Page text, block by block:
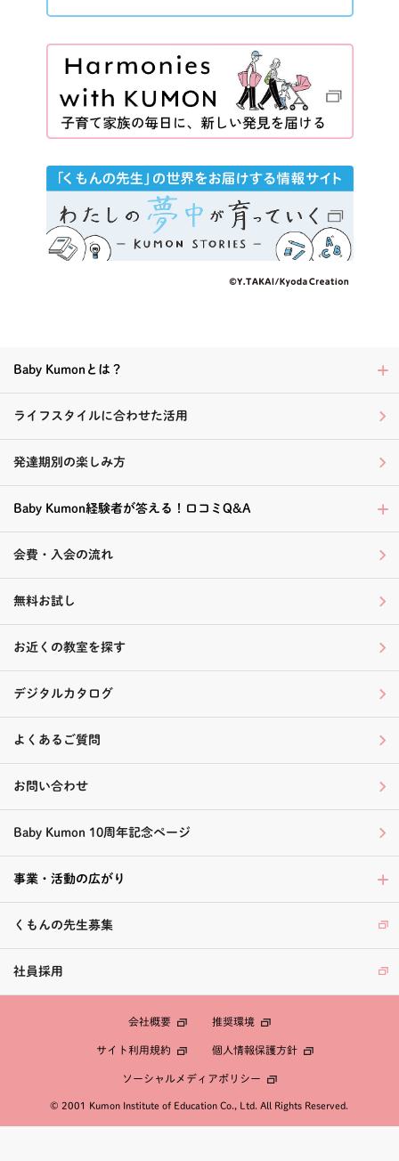
Baby Kumonとは？
ライフスタイルに合わせた活用
発達期別の楽しみ方
Baby Kumon経験者が答える！口コミQ&A
会費・入会の流れ
無料お試し
お近くの教室を探す
デジタルカタログ
よくあるご質問
お問い合わせ
Baby Kumon 10周年記念ページ
事業・活動の広がり
くもんの先生募集
社員採用
会社概要 推奨環境
サイト利用規約 個人情報保護方針
ソーシャルメディアポリシー
© 2001 Kumon Institute of Education Co., Ltd. All Rights Reserved.